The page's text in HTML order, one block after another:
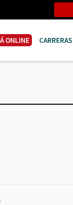
ONLINE CARRERAS